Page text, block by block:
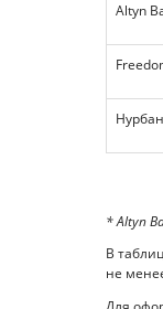
Altyn
* Altyn
В
не